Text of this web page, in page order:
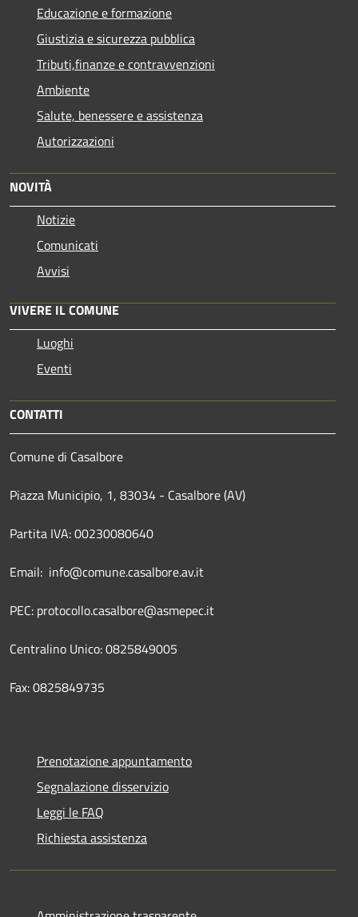
Educazione e formazione
Giustizia e sicurezza pubblica
Tributi,finanze e contravvenzioni
Ambiente
Salute, benessere e assistenza
Autorizzazioni
NOVITÀ
Notizie
Comunicati
Avvisi
VIVERE IL COMUNE
Luoghi
Eventi
CONTATTI
Comune di Casalbore
Piazza Municipio, 1, 83034 - Casalbore (AV)
Partita IVA: 00230080640
Email: info@comune.casalbore.av.it
PEC: protocollo.casalbore@asmepec.it
Centralino Unico: 0825849005
Fax: 0825849735
Prenotazione appuntamento
Segnalazione disservizio
Leggi le FAQ
Richiesta assistenza